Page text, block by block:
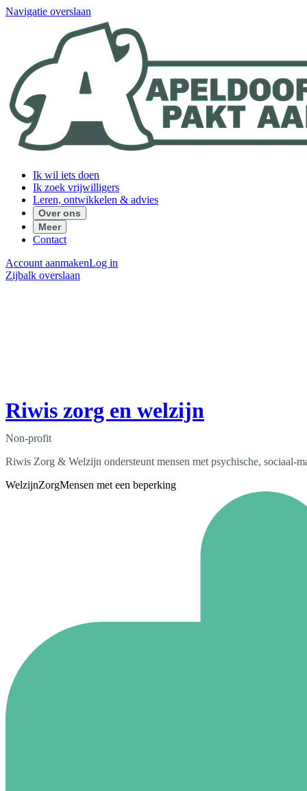
Navigatie overslaan
Ik wil iets doen
Ik zoek vrijwilligers
Leren, ontwikkelen & advies
Over ons
Meer
Contact
Account aanmakenLog in
Zijbalk overslaan
Riwis zorg en welzijn
Non-profit
Riwis Zorg & Welzijn ondersteunt mensen met psychische, sociaal-
WelzijnZorgMensen met een beperking